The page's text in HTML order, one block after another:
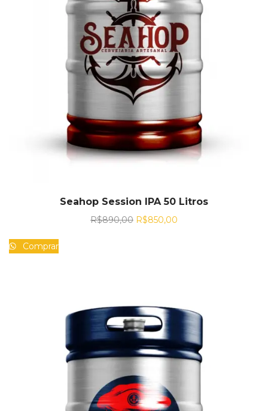
Seahop Session IPA 50 Litros
R$890,00 R$850,00
Comprar